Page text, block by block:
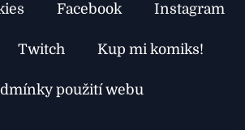
Facebook Instagram
Twitch Kup mi komiks!
použití webu